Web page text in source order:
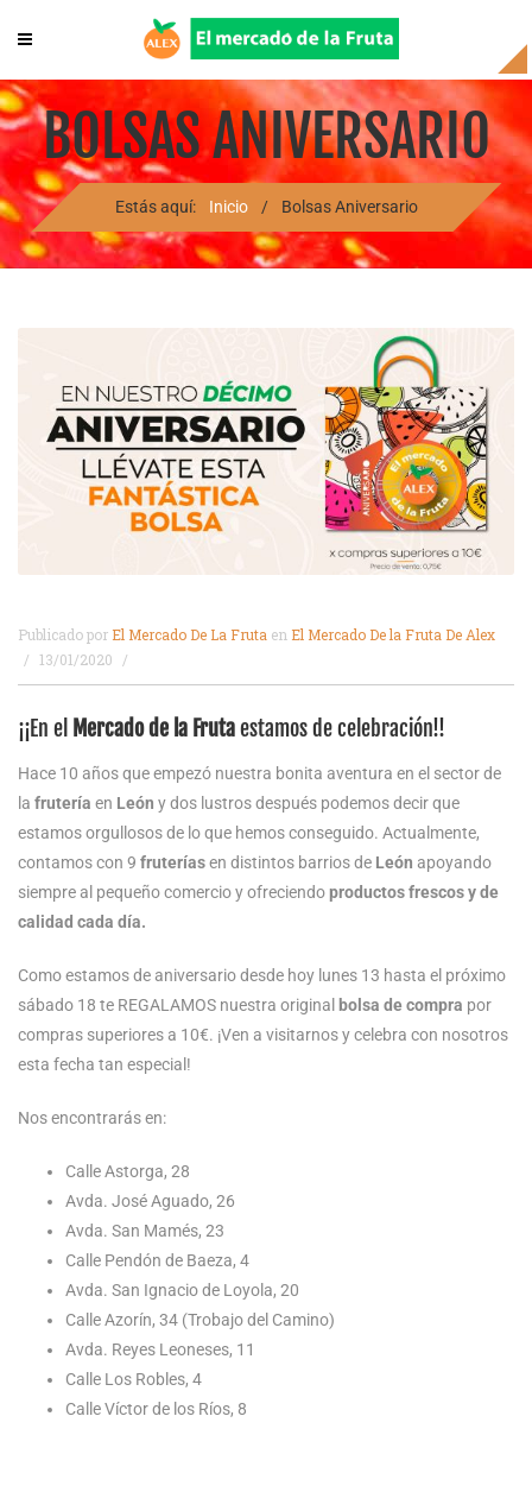
BOLSAS ANIVERSARIO
Estás aquí: Inicio / Bolsas Aniversario
Publicado por El Mercado De La Fruta en El Mercado De la Fruta De Alex
13/01/2020
¡¡En el Mercado de la Frutaestamos de celebración!!
Hace 10 años que empezó nuestra bonita aventura en el sector de
la frutería en León y dos lustros después podemos decir que
estamos orgullosos de lo que hemos conseguido. Actualmente,
contamos con 9 fruteríasen distintos barrios de León apoyando
siempre al pequeño comercio y ofreciendoproductos frescos y de
calidad cada día.
Como estamos de aniversario desde hoy lunes 13 hasta el próximo
sábado 18 te REGALAMOS nuestra originalbolsa de compra por
compras superiores a 10€. ¡Ven a visitarnos y celebra con nosotros
esta fecha tan especial!
Nos encontrarás en:
Calle Astorga, 28
Avda. José Aguado, 26
Avda. San Mamés, 23
Calle Pendón de Baeza, 4
Avda. San Ignacio de Loyola, 20
Calle Azorín, 34 (Trobajo del Camino)
Avda. Reyes Leoneses, 11
Calle Los Robles, 4
Calle Víctor de los Ríos, 8